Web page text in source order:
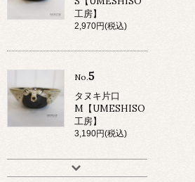
工房】
2,970円(税込)
No.5
タヌキ片口
M【UMESHISO
工房】
3,190円(税込)